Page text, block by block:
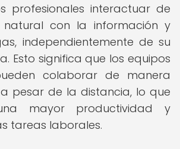
profesionales interactuar de
con la información y
independientemente de su
Esto significa que los equipos
colaborar de manera
pesar de la distancia, lo que
mayor productividad y
tareas laborales.